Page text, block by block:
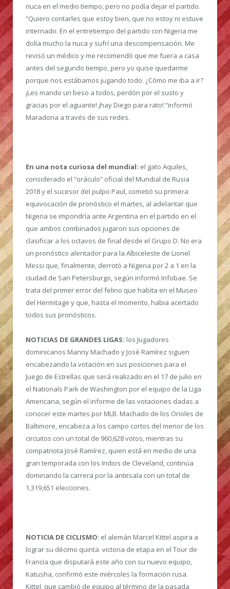
nuca en el medio tiempo, pero no podía dejar el partido.
“Quiero contarles que estoy bien, que no estoy ni estuve
internado. En el entretiempo del partido con Nigeria me
dolía mucho la nuca y sufrí una descompensación. Me
revisó un médico y me recomendó que me fuera a casa
antes del segundo tiempo, pero yo quise quedarme
porque nos estábamos jugando todo. ¿Cómo me iba a ir?
¡Les mando un beso a todos, perdón por el susto y
gracias por el aguante! ¡hay Diego para rato! “informó
Maradona a través de sus redes.
En una nota curiosa del mundial: el gato Aquiles,
considerado el “oráculo” oficial del Mundial de Rusia
2018 y el sucesor del pulpo Paul, cometió su primera
equivocación de pronóstico el martes, al adelantar que
Nigeria se impondría ante Argentina en el partido en el
que ambos combinados jugaron sus opciones de
clasificar a los octavos de final desde el Grupo D. No era
un pronóstico alentador para la Albiceleste de Lionel
Messi que, finalmente, derrotó a Nigeria por 2 a 1 en la
ciudad de San Petersburgo, según informó Infobae. Se
trata del primer error del felino que habita en el Museo
del Hermitage y que, hasta el momento, habia acertado
todos sus pronósticos.
NOTICIAS DE GRANDES LIGAS: los Jugadores
dominicanos Manny Machado y José Ramírez siguen
encabezando la votación en sus posiciones para el
Juego de Estrellas que será realizado en el 17 de julio en
el Nationals Park de Washington por el equipo de la Liga
Americana, según el informe de las votaciones dadas a
conocer este martes por MLB. Machado de los Orioles de
Baltimore, encabeza a los campo cortos del menor de los
circuitos con un total de 960,628 votos, mientras su
compatriota José Ramírez, quien está en medio de una
gran temporada con los Indios de Cleveland, continúa
dominando la carrera por la antesala con un total de
1,319,651 elecciones.
NOTICIA DE CICLISMO: el alemán Marcel Kittel aspira a
lograr su décimo quinta victoria de etapa en el Tour de
Francia que disputará este año con su nuevo equipo,
Katusha, confirmó este miércoles la formación rusa.
Kittel, que cambió de equipo al término de la pasada